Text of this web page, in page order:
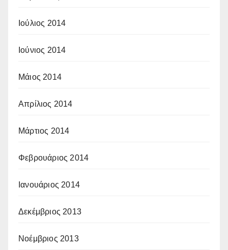
Ιούλιος 2014
Ιούνιος 2014
Μάιος 2014
Απρίλιος 2014
Μάρτιος 2014
Φεβρουάριος 2014
Ιανουάριος 2014
Δεκέμβριος 2013
Νοέμβριος 2013